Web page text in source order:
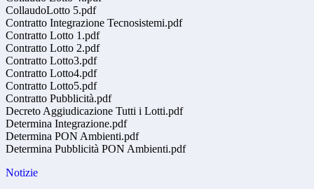
CollaudoLotto 5.pdf
Contratto Integrazione Tecnosistemi.pdf
Contratto Lotto 1.pdf
Contratto Lotto 2.pdf
Contratto Lotto3.pdf
Contratto Lotto4.pdf
Contratto Lotto5.pdf
Contratto Pubblicità.pdf
Decreto Aggiudicazione Tutti i Lotti.pdf
Determina Integrazione.pdf
Determina PON Ambienti.pdf
Determina Pubblicità PON Ambienti.pdf
Notizie